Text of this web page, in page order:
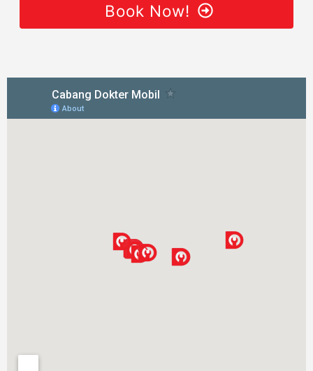
Book Now!